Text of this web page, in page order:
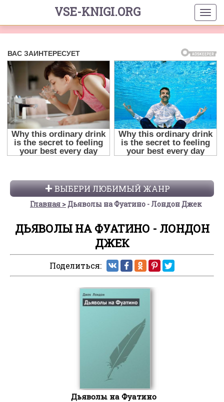
VSE-KNIGI.ORG
ВЫБЕРИ ЛЮБИМЫЙ ЖАНР
Главная Дьяволы на Фуатино - Лондон Джек
ДЬЯВОЛЫ НА ФУАТИНО - ЛОНДОН
ДЖЕК
Поделиться:
Дьяволы на Фуатино